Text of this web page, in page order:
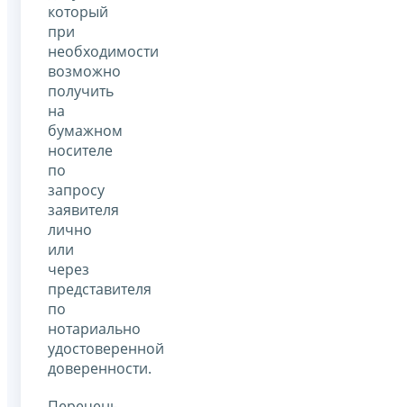
который
при
необходимости
возможно
получить
на
бумажном
носителе
по
запросу
заявителя
лично
или
через
представителя
по
нотариально
удостоверенной
доверенности.